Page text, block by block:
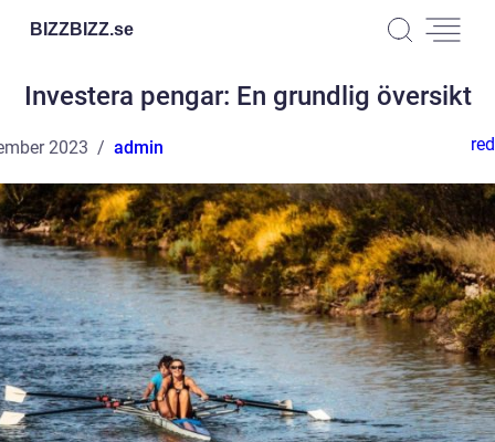
BIZZBIZZ.se
Investera pengar: En grundlig översikt
2023 admin